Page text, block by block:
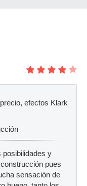
efectos Klark
y
pues
sensación de